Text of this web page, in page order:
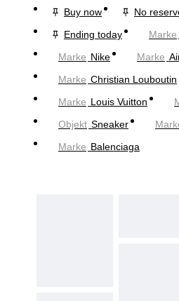
Buy now
No
Ending today
Marke
Marke Nike Marke
Marke Christian Louboutin
Marke Louis Vuitton
Objekt Sneaker
Marke Balenciaga